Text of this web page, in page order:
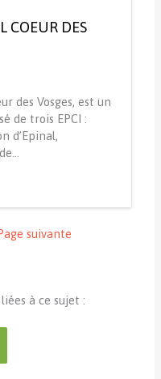
COEUR DES
des Vosges, est un
de trois EPCI :
d’Epinal,
suivante
à ce sujet :